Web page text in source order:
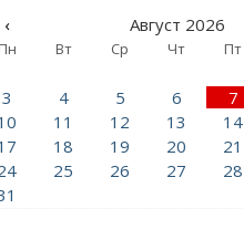
‹ Август 2026
Вт Ср Чт Пт
3
4 5 6 7
11 12 13 14
18 19 20 21
25 26 27 28